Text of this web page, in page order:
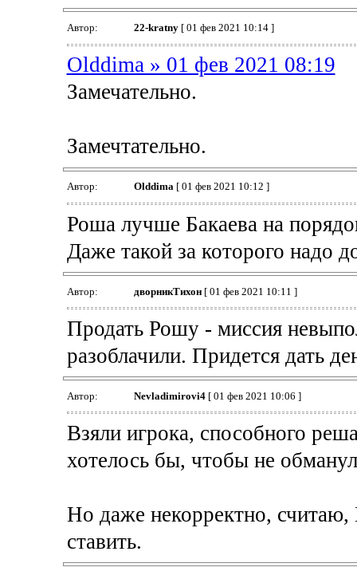
Автор: 22-kratny[ 01 фев 2021 10:14 ]
Olddima » 01 фев 2021 08:19
Замечательно.
Замечтательно.
Автор: Olddima[ 01 фев 2021 10:12 ]
Роша лучше Бакаева на
Даже такой за которого надо
Автор: дворникТихон[ 01 фев 2021 10:11 ]
Продать Рошу - миссия
разоблачили. Придется дать
Автор: Nevladimirovi4[ 01 фев 2021 10:06 ]
Взяли игрока, способного
хотелось бы, чтобы не
Но даже некорректно,
ставить.